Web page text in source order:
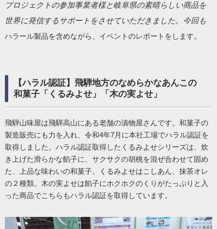
プロジェクトの参加事業者様と岐阜県の素晴らしい商品を
世界に発信するサポートをさせていただきました。今回も
ハラール製品を含めながら、イベントのレポートをします。
【ハラル認証】飛騨地方のなめらかなあんこの
和菓子「くるみよせ」「木の実よせ」
飛騨山味屋は飛騨高山にある老舗の漬物屋さんです。和菓子の
製造販売にも力を入れ、令和4年7月に本社工場でハラル認証を
取得しました。ハラル認証取得したくるみよせシリーズは、炊
き上げた滑らかな餡子に、サクサクの胡桃を混ぜ合わせて固め
た、上品な味わいの和菓子。くるみよせはこしあん、抹茶オレ
の２種類。木の実よせは餡子にホクホクのくりがたっぷりと入
った商品でこちらもハラル認証を取得しています。